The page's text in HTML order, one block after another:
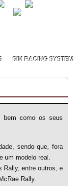
SIM RACING SYSTEM
bem como os seus
sendo que, fora
um modelo real.
Rally, entre outros, e
Rally.